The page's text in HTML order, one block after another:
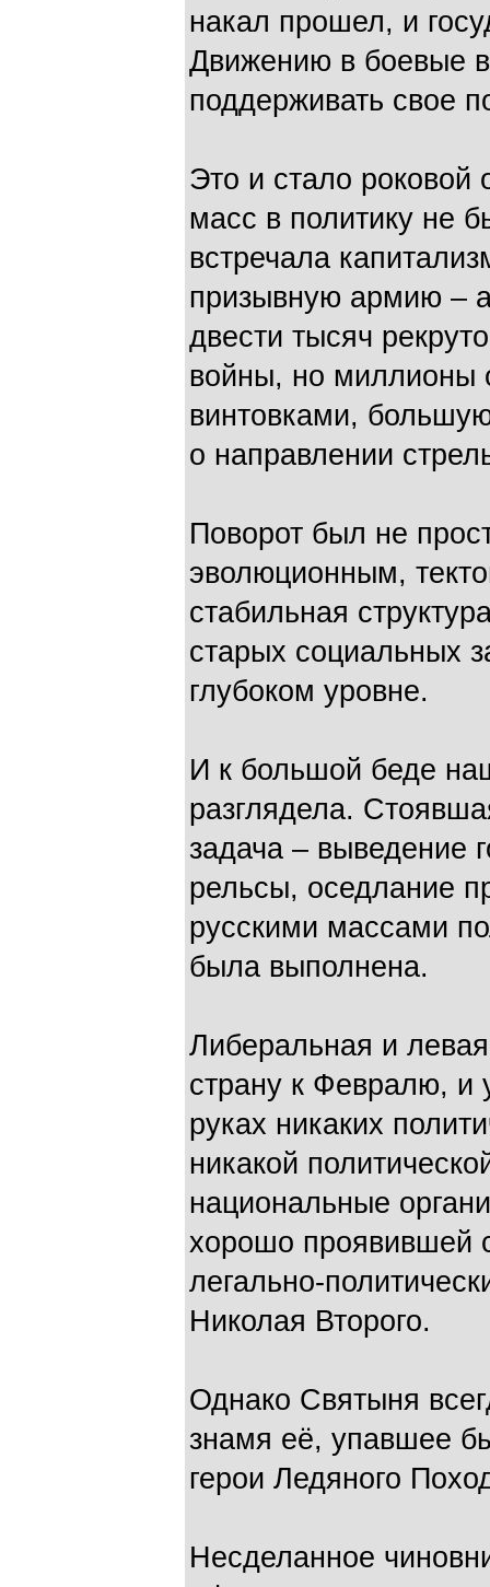
накал прошел, и
Движению в боевые
поддерживать свое
Это и стало
масс в политику не
встречала
призывную армию –
двести тысяч
войны, но миллионы
винтовками,
о направлении
Поворот был не
эволюционным,
стабильная
старых социальных
глубоком уровне.
И к большой беде
разглядела.
задача – выведение
рельсы, оседлание
русскими массами
была выполнена.
Либеральная и
страну к Февралю, и
руках никаких
никакой
национальные
хорошо проявившей
легально-
Николая Второго.
Однако Святыня
знамя её, упавшее
герои Ледяного
Несделанное